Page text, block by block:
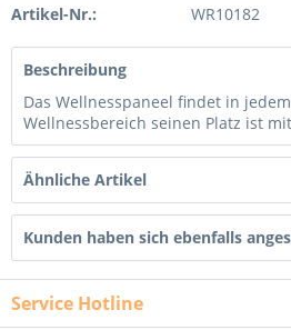
Artikel-Nr.: WR10182
Beschreibung
Das Wellnesspaneel findet in
Wellnessbereich seinen Platz ist
Ähnliche Artikel
Kunden haben sich ebenfalls
Service Hotline